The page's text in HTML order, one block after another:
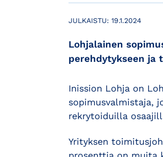
JULKAISTU: 19.1.2024
Lohjalainen
perehdytykseen ja
Inission Lohja on
sopimusvalmistaja,
rekrytoiduilla
Yrityksen